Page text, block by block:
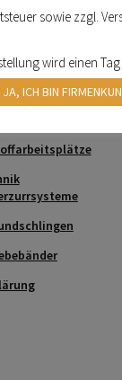
und Armaturen
sowie zzgl.
wird einen
JA, ICH BIN